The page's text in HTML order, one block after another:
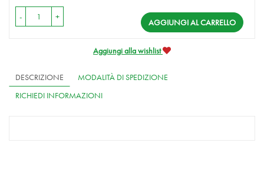
- +
AGGIUNGI AL CARRELLO
Aggiungi alla wishlist
DESCRIZIONE
MODALITÀ DI SPEDIZIONE
RICHIEDI INFORMAZIONI